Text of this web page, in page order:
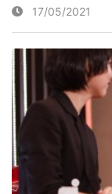
17/05/2021